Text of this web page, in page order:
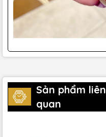
Sản phẩm liên
quan